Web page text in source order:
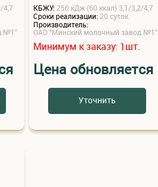
4,7
№1"
КБЖУ: 250 кДж (60 ккал) 3,1/3,2/4,7
Сроки реализации: 20 суток
Производитель:
ОАО "Минский молочный завод №1"
Минимум к заказу: 1шт.
Цена обновляется
Уточнить